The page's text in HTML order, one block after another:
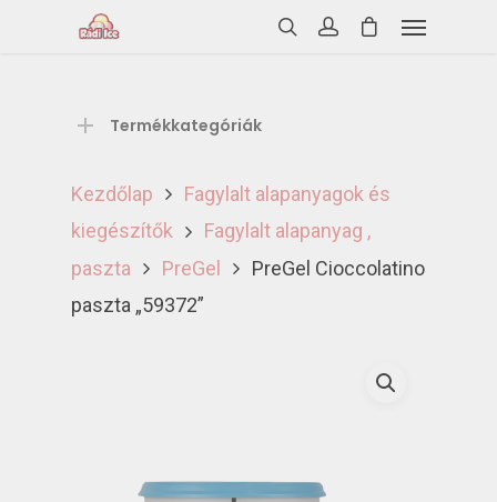
Termékkategóriák
Kezdőlap
Fagylalt alapanyagok és
kiegészítők
Fagylalt alapanyag ,
paszta
PreGel
PreGel Cioccolatino
paszta „59372”